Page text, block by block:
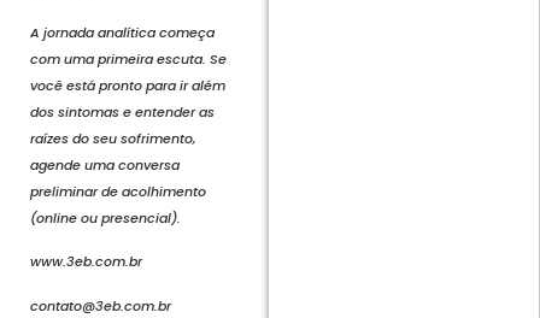
A jornada analítica começa
com uma primeira escuta. Se
você está pronto para ir além
dos sintomas e entender as
raízes do seu sofrimento,
agende uma conversa
preliminar de acolhimento
(online ou presencial).
www.3eb.com.br
contato@3eb.com.br